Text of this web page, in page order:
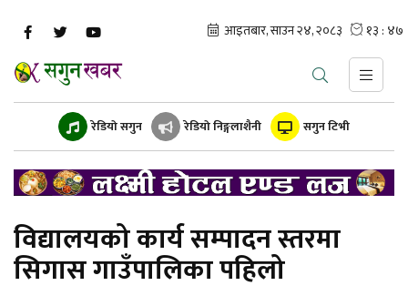
रेडियो सगुन रेडियो निङ्गलाशैनी सगुन टिभी
विद्यालयको कार्य सम्पादन स्तरमा
सिगास गाउँपालिका पहिलो